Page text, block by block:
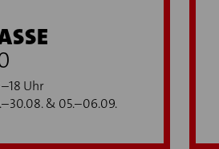
Uhr
& 05.–06.09.